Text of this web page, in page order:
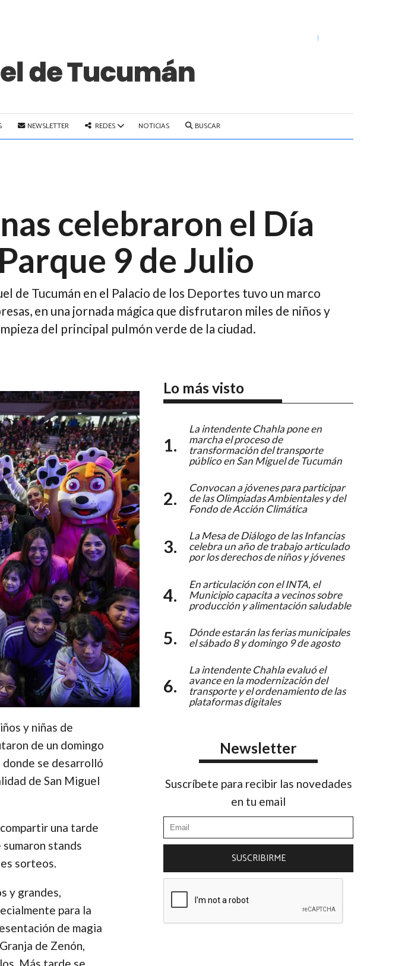
NEWSLETTER REDES NOTICIAS BUSCAR
celebraron el Día
9 de Julio
de Tucumán en el Palacio de los Deportes tuvo un marco
en una jornada mágica que disfrutaron miles de niños y
del principal pulmón verde de la ciudad.
y niñas de
de un domingo
se desarrolló
de San Miguel
una tarde
stands
sorteos.
y grandes,
para la
de magia
de Zenón,
Lo más visto
La intendente Chahla pone en
marcha el proceso de
transformación del transporte
público en San Miguel de Tucumán
Convocan a jóvenes para participar
de las Olimpiadas Ambientales y del
Fondo de Acción Climática
La Mesa de Diálogo de las Infancias
celebra un año de trabajo articulado
por los derechos de niños y jóvenes
En articulación con el INTA, el
Municipio capacita a vecinos sobre
producción y alimentación saludable
Dónde estarán las ferias municipales
el sábado 8 y domingo 9 de agosto
La intendente Chahla evaluó el
avance en la modernización del
transporte y el ordenamiento de las
plataformas digitales
Newsletter
Suscríbete para recibir las novedades
en tu email
SUSCRIBIRME